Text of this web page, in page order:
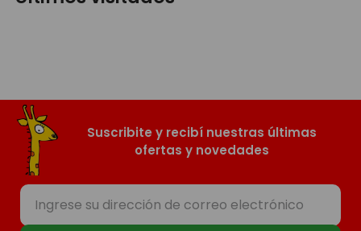
Suscribite y recibí nuestras últimas
ofertas y novedades